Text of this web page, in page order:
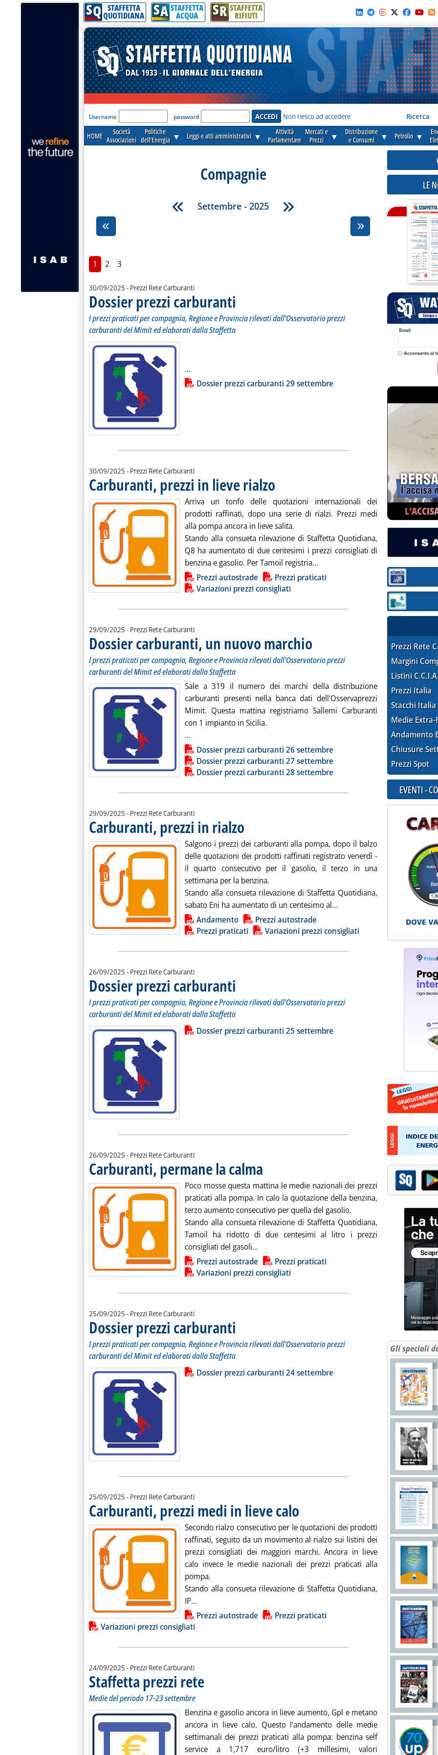
SQ STAFFETTA
QUOTIDIANA SA STAFFETTA
ACQUA SR STAFFETTA
RIFIUTI
'Modulo Login per accedere'
Username password Non riesco ad accedere Ricerca
HOME
Società
Associazioni
Politiche
dell'Energia ▼ Leggi e atti amministrativi ▼
Attività
Parlamentare
Mercati e
Prezzi
▼
Distribuzione
e Consumi
▼ Petrolio ▼
Compagnie
Settembre - 2025
1 2 3
30/09/2025 - Prezzi Rete Carburanti
Dossier prezzi carburanti . Sottotitolo: I prezzi praticati per compagnia, Regione e Provincia rilevati
I prezzi praticati per compagnia, Regione e Provincia rilevati dall'Osservatorio prezzi
carburanti del Mimit ed elaborati dalla Staffetta
...
Lista allegati PDF alla notiziaDossier prezzi carburanti 29 settembre
30/09/2025 - Prezzi Rete Carburanti
Carburanti, prezzi in lieve rialzo . Pubblicata martedì 30 settembre 2025 alle 9.11.
Arriva un tonfo delle quotazioni internazionali dei
prodotti raffinati, dopo una serie di rialzi. Prezzi medi
alla pompa ancora in lieve salita.
Stando alla consueta rilevazione di Staffetta Quotidiana,
Q8 ha aumentato di due centesimi i prezzi consigliati di
benzina e gasolio. Per Tamoil registria...
Lista allegati PDF alla notiziaPrezzi autostrade
Prezzi praticati
Variazioni prezzi consigliati
29/09/2025 - Prezzi Rete Carburanti
Dossier carburanti, un nuovo marchio . Sottotitolo: I prezzi praticati per compagnia,
. Pubblicata lunedì 29 settembre 2025 alle 17.18.
I prezzi praticati per compagnia, Regione e Provincia rilevati dall'Osservatorio prezzi
carburanti del Mimit ed elaborati dalla Staffetta
Sale a 319 il numero dei marchi della distribuzione
carburanti presenti nella banca dati dell'Osservaprezzi
Mimit. Questa mattina registriamo Sallemi Carburanti
con 1 impianto in Sicilia.
... Leggi tutta la notizia: 'Dossier carburanti, un nuovo marchio'
Lista allegati PDF alla notiziaDossier prezzi carburanti 26 settembre
Dossier prezzi carburanti 27 settembre
Dossier prezzi carburanti 28 settembre
29/09/2025 - Prezzi Rete Carburanti
Carburanti, prezzi in rialzo
Salgono i prezzi dei carburanti alla pompa, dopo il balzo
delle quotazioni dei prodotti raffinati registrato venerdì -
il quarto consecutivo per il gasolio, il terzo in una
settimana per la benzina.
Stando alla consueta rilevazione di Staffetta Quotidiana,
sabato Eni ha aumentato di un centesimo al... Leggi tutta la notizia:
Lista allegati PDF alla notizia
Andamento
Prezzi autostrade
Prezzi praticati
Variazioni prezzi consigliati
26/09/2025 - Prezzi Rete Carburanti
Dossier prezzi carburanti . Sottotitolo: I prezzi praticati per compagnia, Regione e Provincia rilevati
I prezzi praticati per compagnia, Regione e Provincia rilevati dall'Osservatorio prezzi
carburanti del Mimit ed elaborati dalla Staffetta
Leggi tutta la notizia: 'Dossier prezzi carburanti'
Lista allegati PDF alla notiziaDossier prezzi carburanti 25 settembre
26/09/2025 - Prezzi Rete Carburanti
Carburanti, permane la calma
Poco mosse questa mattina le medie nazionali dei prezzi
praticati alla pompa. In calo la quotazione della benzina,
terzo aumento consecutivo per quella del gasolio.
Stando alla consueta rilevazione di Staffetta Quotidiana,
Tamoil ha ridotto di due centesimi al litro i prezzi
consigliati del gasoli... Leggi tutta la notizia: 'Carburanti, permane la
Lista allegati PDF alla notiziaPrezzi autostrade
Prezzi praticati
Variazioni prezzi consigliati
25/09/2025 - Prezzi Rete Carburanti
Dossier prezzi carburanti . Sottotitolo: I prezzi praticati per compagnia, Regione e Provincia rilevati
I prezzi praticati per compagnia, Regione e Provincia rilevati dall'Osservatorio prezzi
carburanti del Mimit ed elaborati dalla Staffetta
Leggi tutta la notizia: 'Dossier prezzi carburanti'
Lista allegati PDF alla notiziaDossier prezzi carburanti 24 settembre
25/09/2025 - Prezzi Rete Carburanti
Carburanti, prezzi medi in lieve calo . Pubblicata giovedì 25 settembre 2025 alle 9.3.
Secondo rialzo consecutivo per le quotazioni dei prodotti
raffinati, seguito da un movimento al rialzo sui listini dei
prezzi consigliati dei maggiori marchi. Ancora in lieve
calo invece le medie nazionali dei prezzi praticati alla
pompa.
Stando alla consueta rilevazione di Staffetta Quotidiana,
IP... Leggi tutta la notizia: 'Carburanti, prezzi medi in lieve calo'
Lista allegati PDF alla notiziaPrezzi autostrade
Prezzi praticati
Variazioni prezzi consigliati
24/09/2025 - Prezzi Rete Carburanti
Staffetta prezzi rete
Medie del periodo 17-23 settembre
Benzina e gasolio ancora in lieve aumento, Gpl e metano
ancora in lieve calo. Questo l'andamento delle medie
settimanali dei prezzi praticati alla pompa: benzina self
service a 1,717 euro/litro (+3 millesimi, valori
LE
Sezione:
Sezione:
Prezzi Rete
Margini
Listini
Prezzi Italia
Stacchi Italia
Medie Extra-
Andamento
Chiusure
Prezzi Spot
EVENTI -
Gli speciali